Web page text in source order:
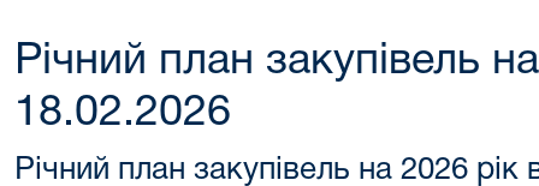
Річний план закупівель
18.02.2026
Річний план закупівель на 2026 рік